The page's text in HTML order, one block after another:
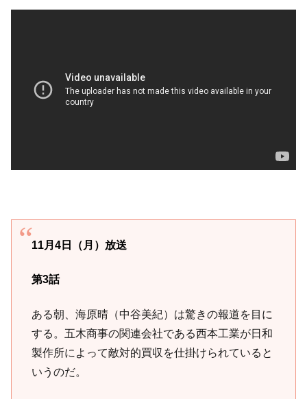
11月4日（月）放送
第3話
ある朝、海原晴（中谷美紀）は驚きの報道を目に
する。五木商事の関連会社である西本工業が日和
製作所によって敵対的買収を仕掛けられていると
いうのだ。